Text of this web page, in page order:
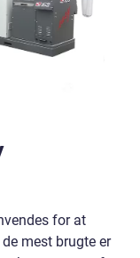
for at
mest brugte er